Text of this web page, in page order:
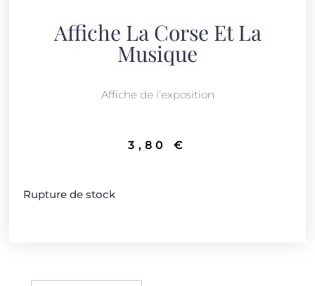
Affiche La Corse Et La
Musique
Affiche de l’exposition
3,80€
Rupture de stock